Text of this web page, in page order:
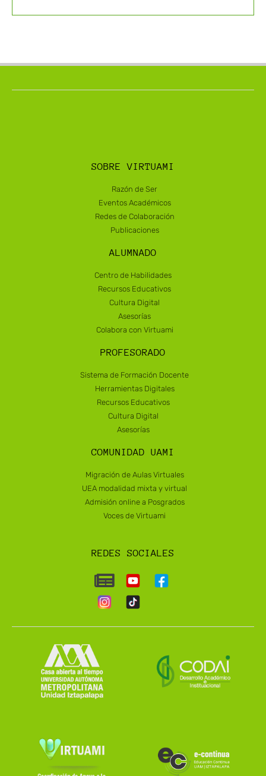
SOBRE VIRTUAMI
Razón de Ser
Eventos Académicos
Redes de Colaboración
Publicaciones
ALUMNADO
Centro de Habilidades
Recursos Educativos
Cultura Digital
Asesorías
Colabora con Virtuami
PROFESORADO
Sistema de Formación Docente
Herramientas Digitales
Recursos Educativos
Cultura Digital
Asesorías
COMUNIDAD UAMI
Migración de Aulas Virtuales
UEA modalidad mixta y virtual
Admisión online a Posgrados
Voces de Virtuami
REDES SOCIALES